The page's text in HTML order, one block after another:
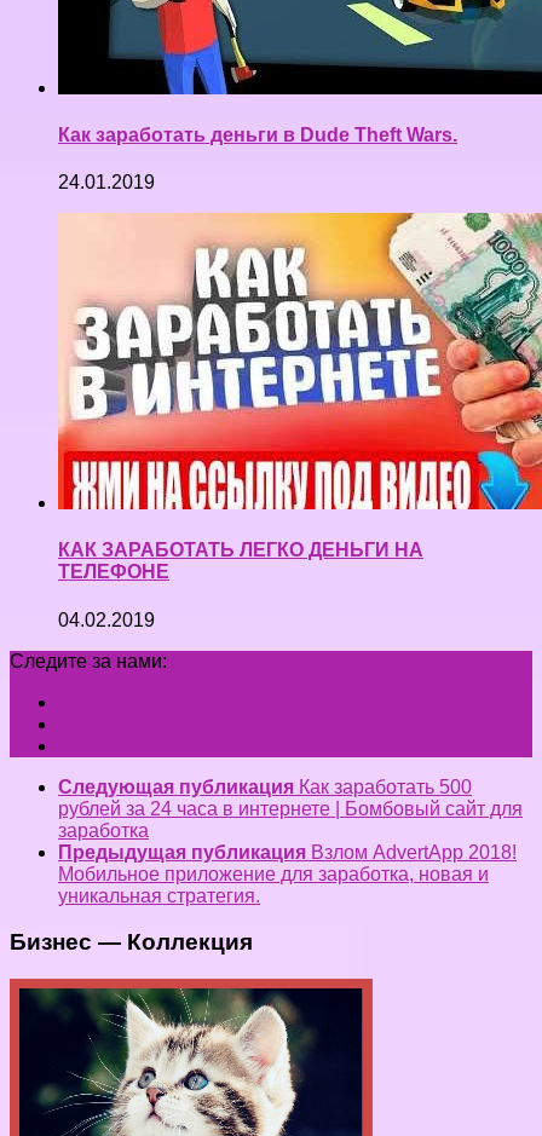
Как заработать деньги в Dude Theft Wars.
24.01.2019
КАК ЗАРАБОТАТЬ ЛЕГКО ДЕНЬГИ НА
ТЕЛЕФОНЕ
04.02.2019
Следите за нами:
Следующая публикация Как заработать 500
рублей за 24 часа в интернете | Бомбовый сайт для
заработка
Предыдущая публикация Взлом AdvertApp 2018!
Мобильное приложение для заработка, новая и
уникальная стратегия.
Бизнес — Коллекция